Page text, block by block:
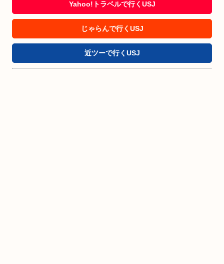
Yahoo!トラベルで行くUSJ
じゃらんで行くUSJ
近ツーで行くUSJ